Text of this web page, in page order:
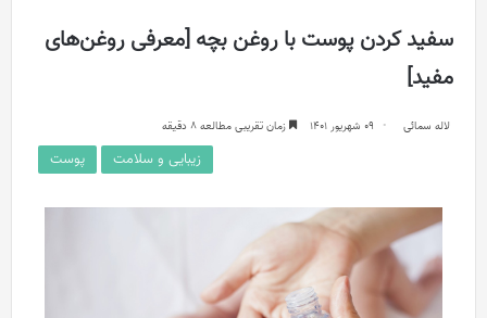
سفید کردن پوست با روغن بچه [معرفی روغن‌های
مفید]
لاله سمائی 09 شهریور 1401 زمان تقریبی مطالعه 8 دقیقه
زیبایی و سلامت پوست